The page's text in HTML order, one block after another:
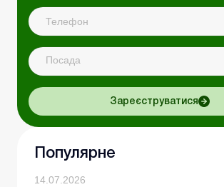
Посада
Зареєструватися
Популярне
14.07.2026